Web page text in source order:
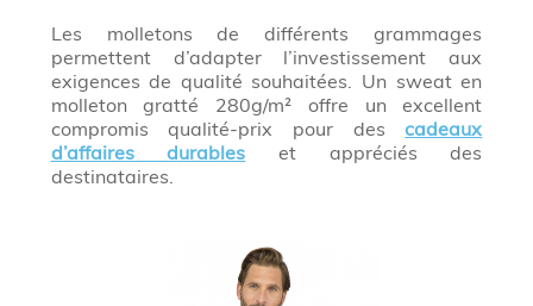
Les molletons de différents grammages
permettent d’adapter l’investissement aux
exigences de qualité souhaitées. Un sweat en
molleton gratté 280g/m² offre un excellent
compromis qualité-prix pour descadeaux
d’affaires durables et appréciés des
destinataires.